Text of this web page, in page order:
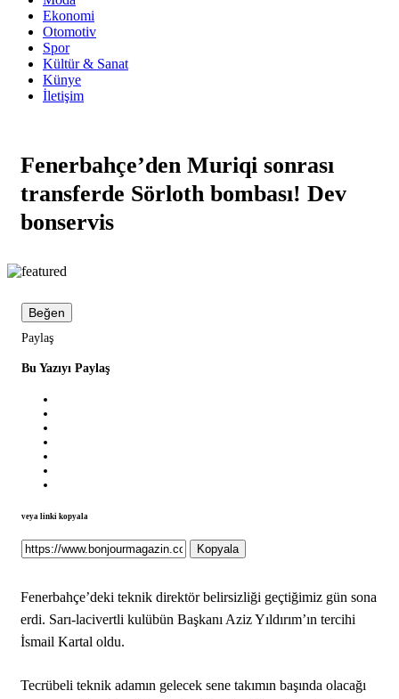
Ekonomi
Otomotiv
Spor
Kültür & Sanat
Künye
İletişim
Fenerbahçe’den Muriqi sonrası
transferde Sörloth bombası! Dev
bonservis
Beğen
Paylaş
Bu Yazıyı Paylaş
veya linki kopyala
Kopyala
Fenerbahçe’deki teknik direktör belirsizliği geçtiğimiz gün sona
erdi. Sarı-lacivertli kulübün Başkanı Aziz Yıldırım’ın tercihi
İsmail Kartal oldu.
Tecrübeli teknik adamın gelecek sene takımın başında olacağı